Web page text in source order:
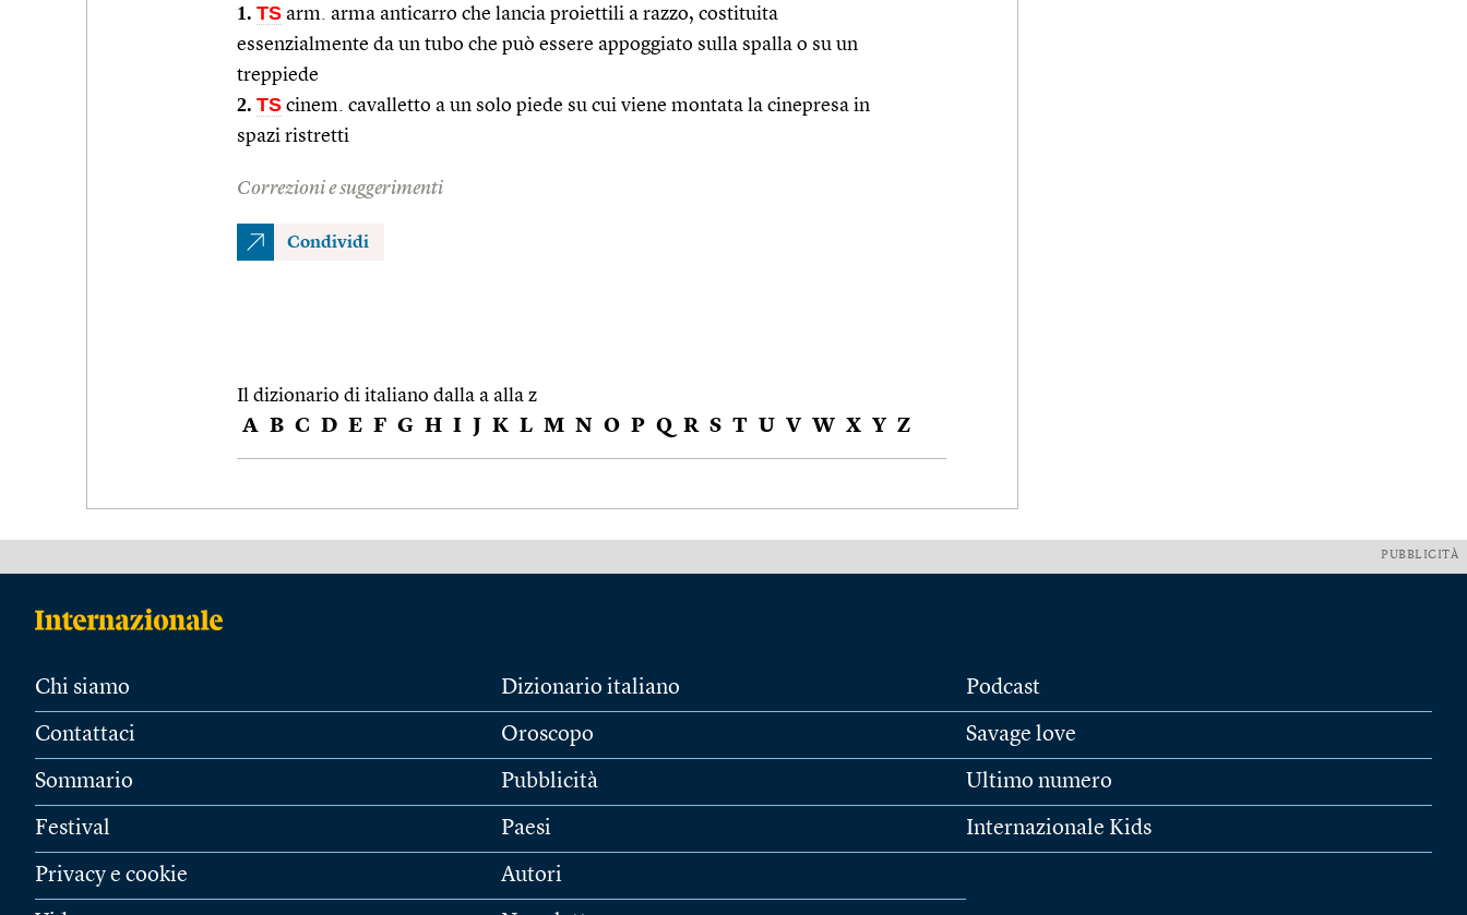
1. TS arm. arma anticarro che lancia proiettili a razzo, costituita
essenzialmente da un tubo che può essere appoggiato sulla spalla o su un
treppiede
2. TS cinem. cavalletto a un solo piede su cui viene montata la cinepresa in
spazi ristretti
Correzioni e suggerimenti
Condividi
Il dizionario di italiano dalla a alla z
A B C D E F G H I J K L M N O P Q R S T U V W X Y Z
PUBBLICITÀ
Chi siamo
Contattaci
Sommario
Festival
Privacy e cookie
Dizionario italiano
Oroscopo
Pubblicità
Paesi
Autori
Podcast
Savage love
Ultimo numero
Internazionale Kids